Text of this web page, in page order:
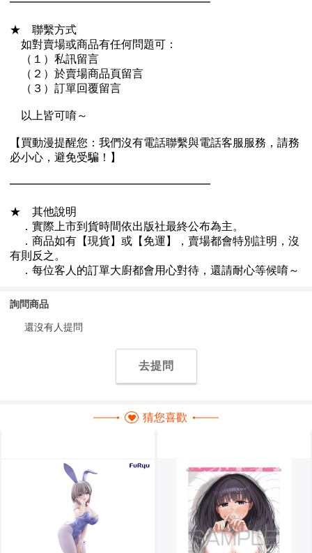
詢問商品
還沒有人提問
去提問
猜您喜歡